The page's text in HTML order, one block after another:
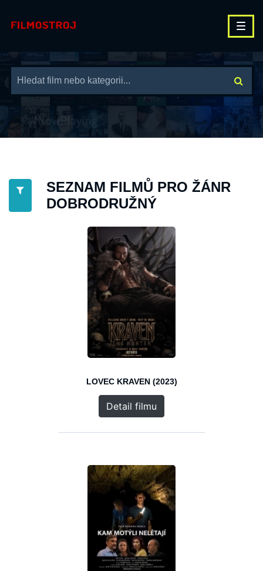
SEZNAM FILMŮ PRO ŽÁNR
DOBRODRUŽNÝ
LOVEC KRAVEN (2023)
Detail filmu